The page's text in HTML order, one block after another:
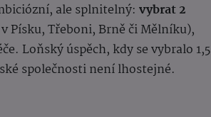
ale splnitelný: vybrat 2
Písku, Třeboni, Brně či Mělníku),
Loňský úspěch, kdy se vybralo 1,5
společnosti není lhostejné.